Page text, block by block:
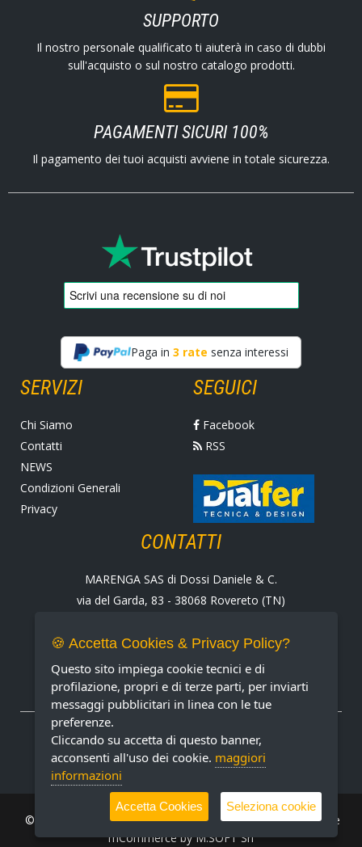
SUPPORTO
Il nostro personale qualificato ti aiuterà in caso di dubbi
sull'acquisto o sul nostro catalogo prodotti.
PAGAMENTI SICURI 100%
Il pagamento dei tuoi acquisti avviene in totale sicurezza.
Paga in 3 rate senza interessi
SERVIZI
Chi Siamo
Contatti
NEWS
Condizioni Generali
Privacy
SEGUICI
Facebook
RSS
CONTATTI
MARENGA SAS di Dossi Daniele & C.
via del Garda, 83 - 38068 Rovereto (TN)
Fax +39 0464 430938
E-mail: marenga@marenga.it
Partita IVA IT02232370227
METODI DI PAGAMENTO ACCETTATI
© MARENGA Srl 2022 All rights reserved. Design & Software
mCommerce byM.SOFT Srl
🍪 Accetta Cookies & Privacy Policy?
Questo sito impiega cookie tecnici e di
profilazione, propri e di terze parti, per inviarti
messaggi pubblicitari in linea con le tue
preferenze.
Cliccando su accetta di questo banner,
acconsenti all'uso dei cookie. maggiori
informazioni
Accetta Cookies Seleziona cookie